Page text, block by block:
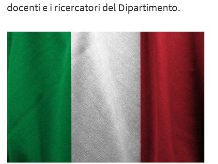
docenti e i ricercatori del Dipartimento.